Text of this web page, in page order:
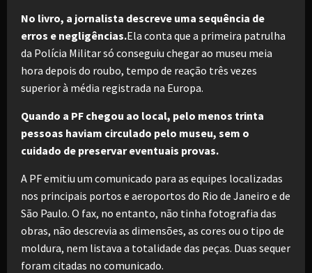
No livro, a jornalista descreve uma sequência de
erros e negligências.Ela conta que a primeira patrulha
da Polícia Militar só conseguiu chegar ao museu meia
hora depois do roubo, tempo de reação três vezes
superior à média registrada na Europa.
Quando a PF chegou ao local, pelo menos trinta
pessoas haviam circulado pelo museu, sem o
cuidado de preservar eventuais provas.
A PF emitiu um comunicado para as equipes localizadas
nos principais portos e aeroportos do Rio de Janeiro e de
São Paulo. O fax, no entanto, não tinha fotografia das
obras, não descrevia as dimensões, as cores ou o tipo de
moldura, nem listava a totalidade das peças. Duas sequer
foram citadas no comunicado.